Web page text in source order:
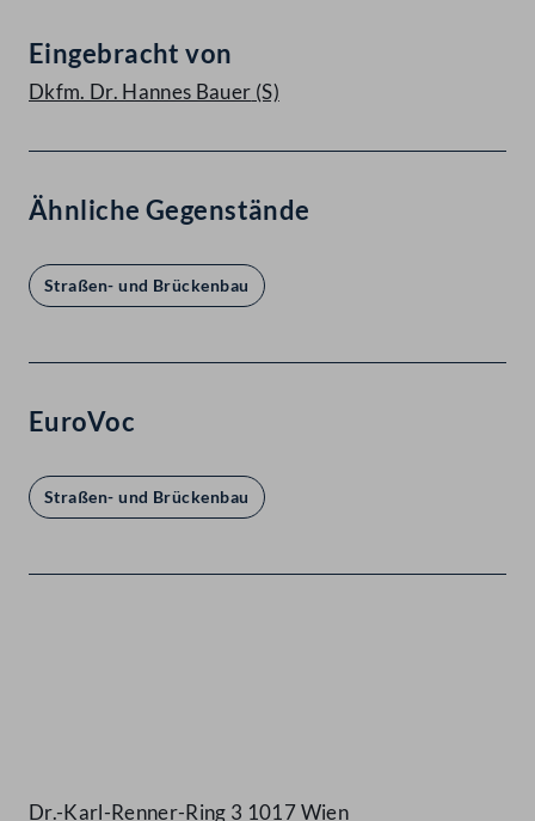
Eingebracht von
Dkfm. Dr. Hannes Bauer (S)
Ähnliche Gegenstände
Straßen- und Brückenbau
EuroVoc
Straßen- und Brückenbau
Dr.-Karl-Renner-Ring 3 1017 Wien